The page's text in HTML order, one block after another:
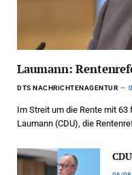
Laumann:
DTS NACHRICHTENAGENTUR
Im Streit um die Rente mit
Laumann (CDU), die